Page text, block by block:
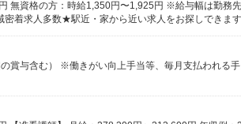
着求人多数★駅近・家から近い求人をお探しできます